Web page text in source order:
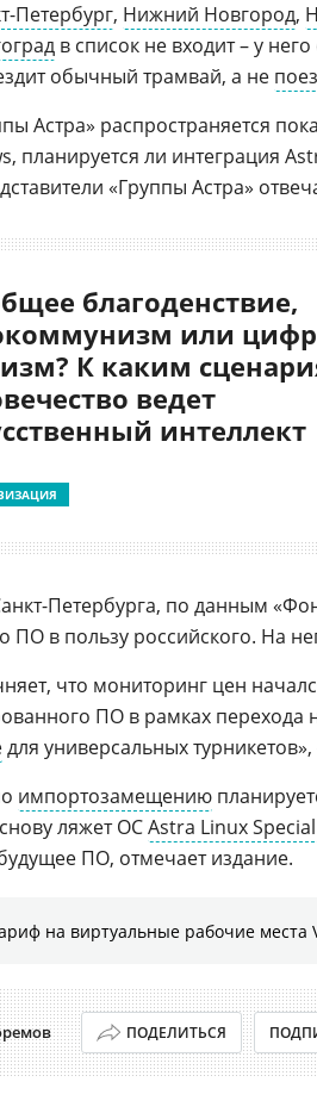
Петербург, Нижний Новгород,
в список не входит – у
обычный трамвай, а не
Астра» распространяется
планируется ли интеграция
«Группы Астра»
благоденствие,
или
К каким
ведет
интеллект
Петербурга, по данным
ПО в пользу российского. На
что мониторинг цен
ПО в рамках перехода
для универсальных
импортозамещению
ляжет ОСAstra Linux
ПО, отмечает издание.
на виртуальные рабочие
ПОДЕЛИТЬСЯ